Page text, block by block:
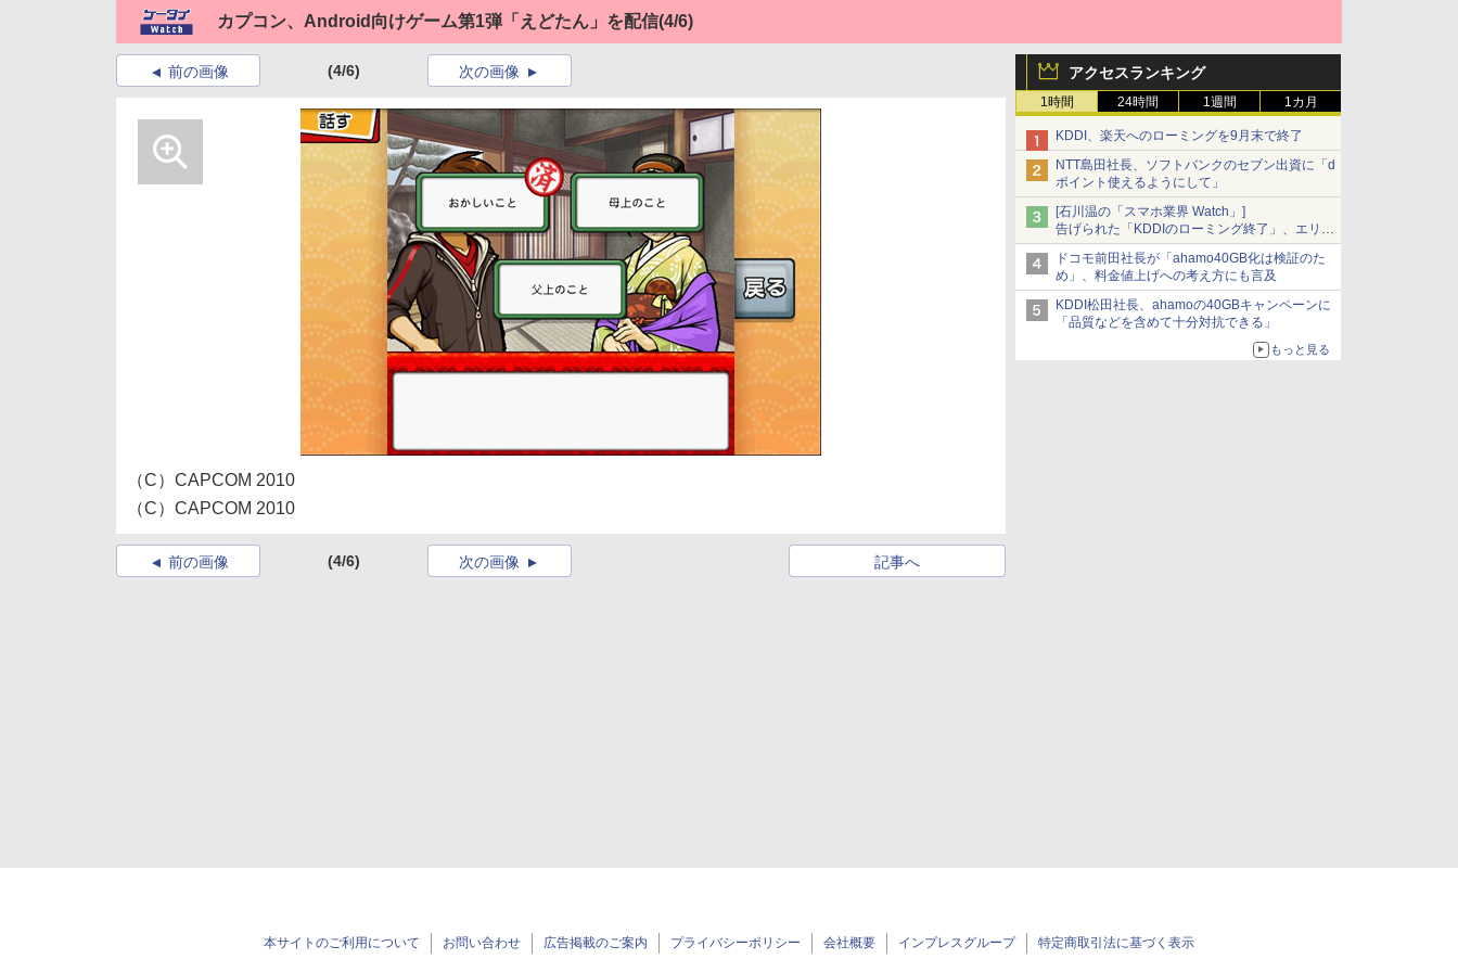
カプコン、Android向けゲーム第1弾「えどたん」を配信(4/6)
アクセスランキング
1時間 24時間 1週間 1カ月
KDDI、楽天へのローミングを9月末で終了
NTT島田社長、ソフトバンクのセブン出資に「d
ポイント使えるようにして」
[石川温の「スマホ業界 Watch」]
告げられた「KDDIのローミング終了」、エリア
マップの落とし穴と楽天モバイルの課題
ドコモ前田社長が「ahamo40GB化は検証のた
め」、料金値上げへの考え方にも言及
KDDI松田社長、ahamoの40GBキャンペーンに
「品質などを含めて十分対抗できる」
もっと見る
前の画像 (4/6) 次の画像
（C）CAPCOM 2010
（C）CAPCOM 2010
前の画像 (4/6) 記事へ
次の画像
本サイトのご利用について お問い合わせ 広告掲載のご案内 プライバシーポリシー 会社概要 インプレスグループ 特定商取引法に基づく表示